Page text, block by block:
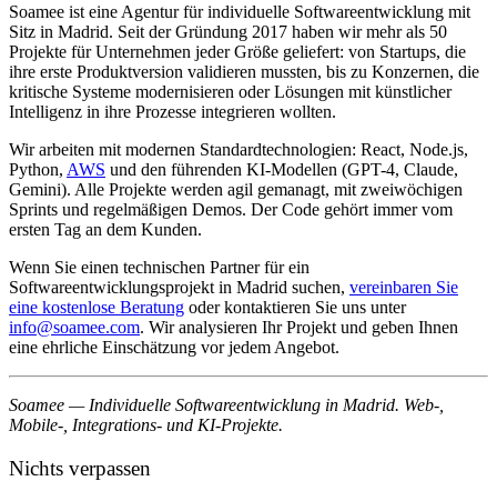
Soamee ist eine Agentur für individuelle Softwareentwicklung mit
Sitz in Madrid. Seit der Gründung 2017 haben wir mehr als 50
Projekte für Unternehmen jeder Größe geliefert: von Startups, die
ihre erste Produktversion validieren mussten, bis zu Konzernen, die
kritische Systeme modernisieren oder Lösungen mit künstlicher
Intelligenz in ihre Prozesse integrieren wollten.
Wir arbeiten mit modernen Standardtechnologien: React, Node.js,
Python, AWS und den führenden KI-Modellen (GPT-4, Claude,
Gemini). Alle Projekte werden agil gemanagt, mit zweiwöchigen
Sprints und regelmäßigen Demos. Der Code gehört immer vom
ersten Tag an dem Kunden.
Wenn Sie einen technischen Partner für ein
Softwareentwicklungsprojekt in Madrid suchen, vereinbaren Sie
eine kostenlose Beratung oder kontaktieren Sie uns unter
info@soamee.com. Wir analysieren Ihr Projekt und geben Ihnen
eine ehrliche Einschätzung vor jedem Angebot.
Soamee — Individuelle Softwareentwicklung in Madrid. Web-,
Mobile-, Integrations- und KI-Projekte.
Nichts verpassen